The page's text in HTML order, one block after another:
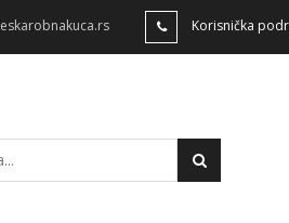
Korisnička